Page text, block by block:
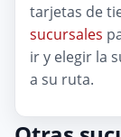
tarjetas de
sucursales
ir y elegir la
a su ruta.